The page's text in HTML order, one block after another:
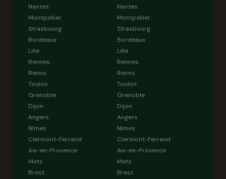
Nantes
Montpellier
Strasbourg
Bordeaux
Lille
Rennes
Reims
Toulon
Grenoble
Dijon
Angers
Nîmes
Clermont-Ferrand
Aix-en-Provence
Metz
Brest
Nantes
Montpellier
Strasbourg
Bordeaux
Lille
Rennes
Reims
Toulon
Grenoble
Dijon
Angers
Nîmes
Clermont-Ferrand
Aix-en-Provence
Metz
Brest